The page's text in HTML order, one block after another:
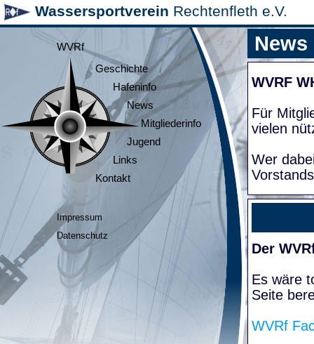
Wassersportverein Rechtenfleth e.V.
WVRf
Geschichte
Hafeninfo
News
Mitgliederinfo
Jugend
Links
Kontakt
Impressum
Datenschutz
News
WVRF
Für
vielen
Wer
Der
Es wäre
Seite
WVRf